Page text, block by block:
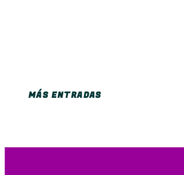
MÁS ENTRADAS